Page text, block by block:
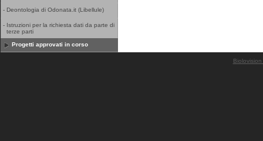
- Deontologia di Odonata.it (Libellule)
- Istruzioni per la richiesta dati da parte di
terze parti
Progetti approvati in corso
Biolovision